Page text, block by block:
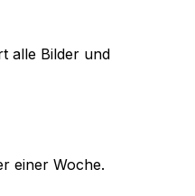
alle Bilder und
einer Woche.